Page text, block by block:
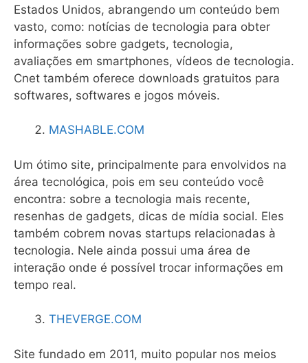
Estados Unidos, abrangendo um conteúdo bem
vasto, como: notícias de tecnologia para obter
informações sobre gadgets, tecnologia,
avaliações em smartphones, vídeos de tecnologia.
Cnet também oferece downloads gratuitos para
softwares, softwares e jogos móveis.
MASHABLE.COM
Um ótimo site, principalmente para envolvidos na
área tecnológica, pois em seu conteúdo você
encontra: sobre a tecnologia mais recente,
resenhas de gadgets, dicas de mídia social. Eles
também cobrem novas startups relacionadas à
tecnologia. Nele ainda possui uma área de
interação onde é possível trocar informações em
tempo real.
THEVERGE.COM
Site fundado em 2011, muito popular nos meios